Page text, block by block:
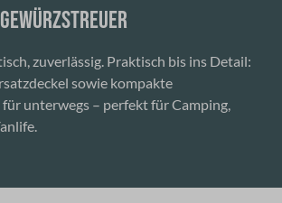
zuverlässig. Praktisch bis ins Detail:
sowie kompakte
unterwegs – perfekt für Camping,